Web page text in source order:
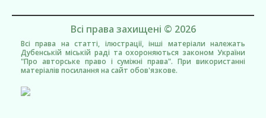
Всі права захищені © 2026
Всі права на статті, ілюстрації, інші матеріали належать
Дубенській міській раді та охороняються законом України
"Про авторське право і суміжні права". При використанні
матеріалів посилання на сайт обов'язкове.